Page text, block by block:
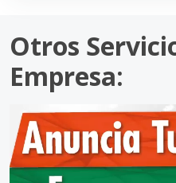
Otros
Empresa: